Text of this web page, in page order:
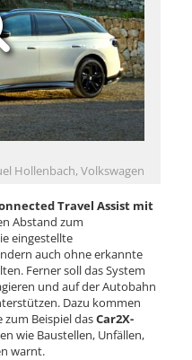
Hollenbach, Volkswagen
Travel Assist mit
Abstand zum
eingestellte
auch ohne erkannte
Ferner soll das System
und auf der Autobahn
Dazu kommen
Beispiel dasCar2X-
wie Baustellen, Unfällen,
warnt.